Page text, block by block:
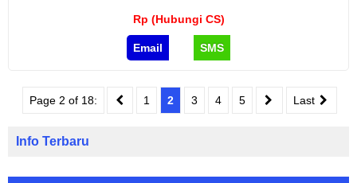
Rp (Hubungi CS)
Email SMS
Page 2 of 18: 1 2 3 4 5 Last
Info Terbaru